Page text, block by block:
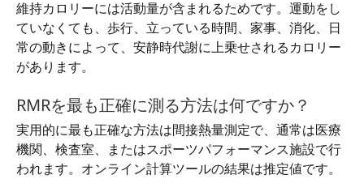
維持カロリーには活動量が含まれるためです。運動をし
ていなくても、歩行、立っている時間、家事、消化、日
常の動きによって、安静時代謝に上乗せされるカロリー
があります。
RMRを最も正確に測る方法は何ですか？
実用的に最も正確な方法は間接熱量測定で、通常は医療
機関、検査室、またはスポーツパフォーマンス施設で行
われます。オンライン計算ツールの結果は推定値です。